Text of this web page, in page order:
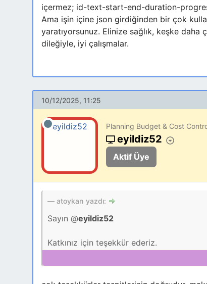
içermez; id-text-start-end-duration-
Ama işin içine json girdiğinden bir çok
yaratıyorsunuz. Elinize sağlık, keşke daha
dileğiyle, iyi çalışmalar.
10/12/2025, 11:25
Planning Budget & Cost
eyildiz52
Aktif Üye
atoykan yazdı:
Sayın @eyildiz52
Katkınız için teşekkür ederiz.
Çok detaylı inceleme fırsatım
Uygulamanızda Tim Hall'un VBA-JSON
Access çevrelerinde oldukça popüler